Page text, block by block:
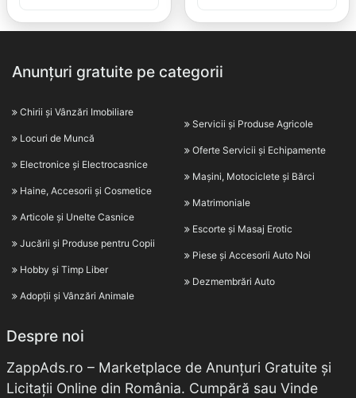
Anunțuri gratuite pe categorii
Chirii și Vânzări Imobiliare
Locuri de Muncă
Electronice și Electrocasnice
Haine, Accesorii și Cosmetice
Articole și Unelte Casnice
Jucării și Produse pentru Copii
Hobby și Timp Liber
Adopții și Vânzări Animale
Servicii și Produse Agricole
Oferte Servicii și Echipamente
Mașini, Motociclete și Bărci
Matrimoniale
Escorte și Masaj Erotic
Piese și Accesorii Auto Noi
Dezmembrări Auto
Despre noi
ZappAds.ro – Marketplace de Anunțuri Gratuite și
Licitații Online din România. Cumpără sau Vinde